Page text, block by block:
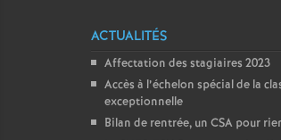
ACTUALITÉS
Affectation des stagiaires 2023
Accès à l’échelon spécial de la
exceptionnelle
Bilan de rentrée, un CSA pour